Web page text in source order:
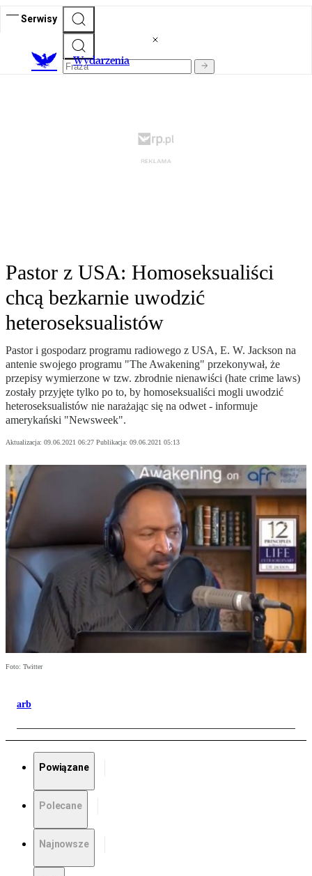
Serwisy
Wydarzenia
Pastor z USA: Homoseksualiści
chcą bezkarnie uwodzić
heteroseksualistów
Pastor i gospodarz programu radiowego z USA, E. W. Jackson na
antenie swojego programu "The Awakening" przekonywał, że
przepisy wymierzone w tzw. zbrodnie nienawiści (hate crime laws)
zostały przyjęte tylko po to, by homoseksualiści mogli uwodzić
heteroseksualistów nie narażając się na odwet - informuje
amerykański "Newsweek".
Aktualizacja: 09.06.2021 06:27 Publikacja: 09.06.2021 05:13
Foto: Twitter
arb
Powiązane
Polecane
Najnowsze